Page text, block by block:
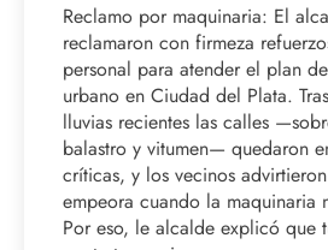
Reclamo por maquinaria: El
reclamaron con firmeza
personal para atender el plan
urbano en Ciudad del Plata.
lluvias recientes las calles
balastro y vitumen— quedaron
críticas, y los vecinos
empeora cuando la maquinaria
Por eso, le alcalde explicó que